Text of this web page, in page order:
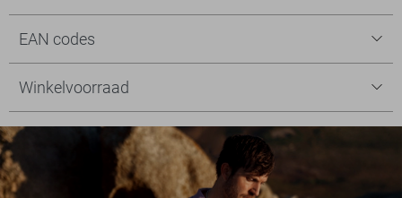
EAN codes
Winkelvoorraad